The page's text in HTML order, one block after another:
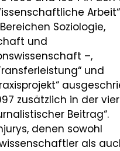
Soziologie,
und
–,
und
zusätzlich in der
Beitrag“.
denen sowohl
als